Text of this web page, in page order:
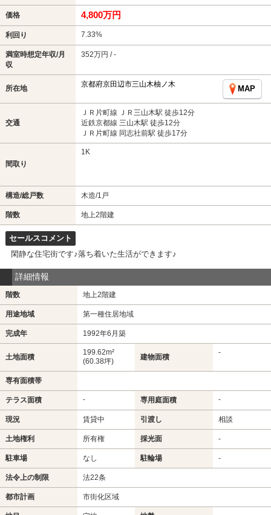
価格 4,800万円
利回り 7.33%
満室時想定年収/月
収
352万円 / -
所在地 京都府京田辺市三山木柚ノ木
MAP
交通
ＪＲ片町線 ＪＲ三山木駅 徒歩12分
近鉄京都線 三山木駅 徒歩12分
ＪＲ片町線 同志社前駅 徒歩17分
間取り
1K
構造/総戸数 木造/1戸
階数 地上2階建
セールスコメント
閑静な住宅街です♪落ち着いた生活ができます♪
詳細情報
階数 地上2階建
用途地域 第一種住居地域
完成年 1992年6月築
土地面積
199.62m²
(60.38坪)
建物面積
-
専有面積帯
テラス面積 - 専用庭面積 -
現況 賃貸中 引渡し 相談
土地権利 所有権 採光面 -
駐車場 なし 駐輪場 -
法令上の制限 法22条
都市計画 市街化区域